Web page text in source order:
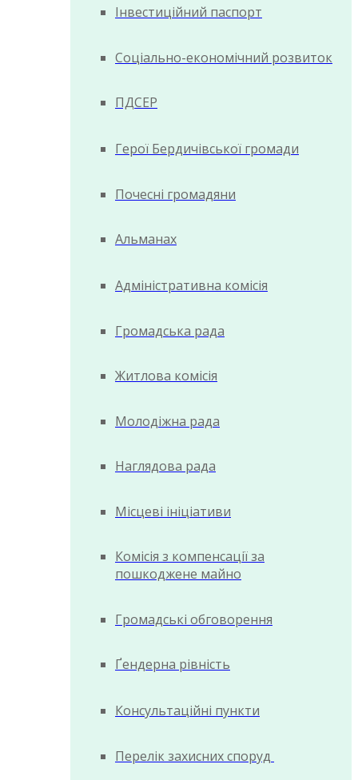
Інвестиційний паспорт
Соціально-економічний розвиток
ПДСЕР
Герої Бердичівської громади
Почесні громадяни
Альманах
Адміністративна комісія
Громадська рада
Житлова комісія
Молодіжна рада
Наглядова рада
Місцеві ініціативи
Комісія з компенсації за
пошкоджене майно
Громадські обговорення
Ґендерна рівність
Консультаційні пункти
Перелік захисних споруд